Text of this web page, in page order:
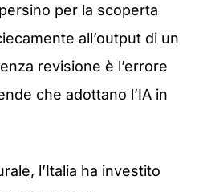
per la scoperta
all’output di un
revisione è l’errore
che adottano l’IA in
l’Italia ha investito